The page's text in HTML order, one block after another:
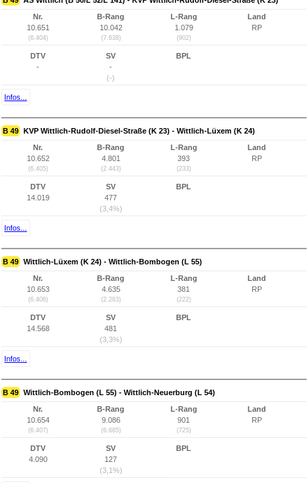
Nr.
10.651
(6.404)
B-Rang
10.042
(7.638)
L-Rang
1.079
(902)
Land
RP
DTV
-
SV
-
(-)
BPL
Infos...
B 49 KVP Wittlich-Rudolf-Diesel-Straße (K 23) - Wittlich-Lüxem (K 24)
Nr.
10.652
(6.405)
B-Rang
4.801
(2.443)
L-Rang
393
(233)
Land
RP
DTV
14.019
SV
477
(3,4%)
BPL
Infos...
B 49 Wittlich-Lüxem (K 24) - Wittlich-Bombogen (L 55)
Nr.
10.653
(6.406)
B-Rang
4.635
(2.283)
L-Rang
381
(222)
Land
RP
DTV
14.568
SV
481
(3,3%)
BPL
Infos...
B 49 Wittlich-Bombogen (L 55) - Wittlich-Neuerburg (L 54)
Nr.
10.654
(6.407)
B-Rang
9.086
(6.685)
L-Rang
901
(725)
Land
RP
DTV
4.090
SV
127
(3,1%)
BPL